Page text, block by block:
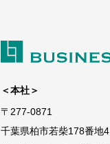
＜本社＞
〒277-0871
千葉県柏市若柴178番地4